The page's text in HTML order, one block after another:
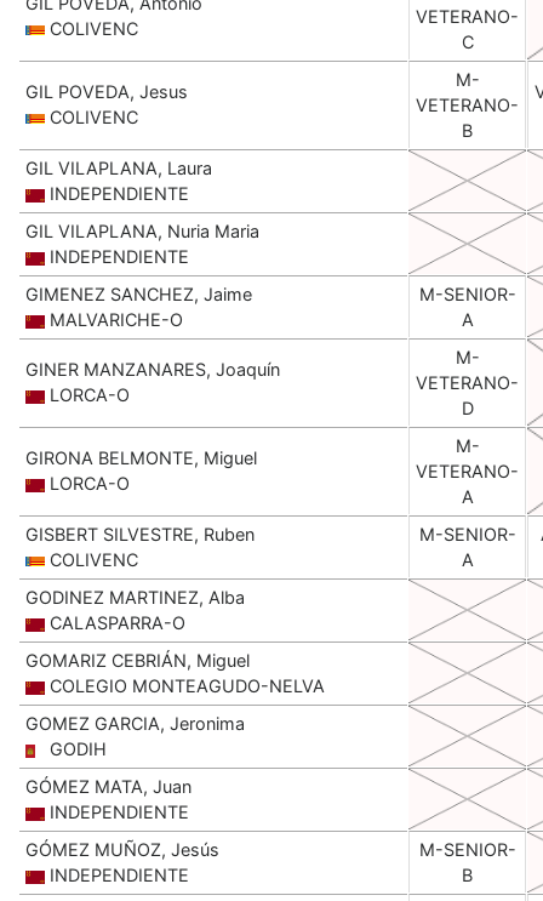
COLIVENC
VETERANO-
C
GIL POVEDA, Jesus
COLIVENC
M-
VETERANO-
B
GIL VILAPLANA, Laura
INDEPENDIENTE
GIL VILAPLANA, Nuria Maria
INDEPENDIENTE
GIMENEZ SANCHEZ, Jaime
MALVARICHE-O
M-SENIOR-
A
GINER MANZANARES, Joaquín
LORCA-O
M-
VETERANO-
D
GIRONA BELMONTE, Miguel
LORCA-O
M-
VETERANO-
A
GISBERT SILVESTRE, Ruben
COLIVENC
M-SENIOR-
A
GODINEZ MARTINEZ, Alba
CALASPARRA-O
GOMARIZ CEBRIÁN, Miguel
COLEGIO MONTEAGUDO-NELVA
GOMEZ GARCIA, Jeronima
GODIH
GÓMEZ MATA, Juan
INDEPENDIENTE
GÓMEZ MUÑOZ, Jesús
INDEPENDIENTE
M-SENIOR-
B